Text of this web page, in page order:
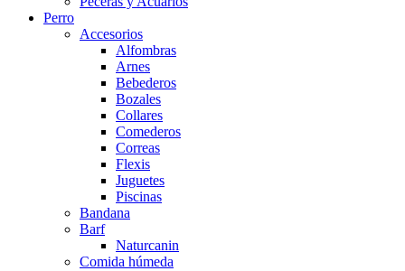
Perro
Accesorios
Alfombras
Arnes
Bebederos
Bozales
Collares
Comederos
Correas
Flexis
Juguetes
Piscinas
Bandana
Barf
Naturcanin
Comida húmeda